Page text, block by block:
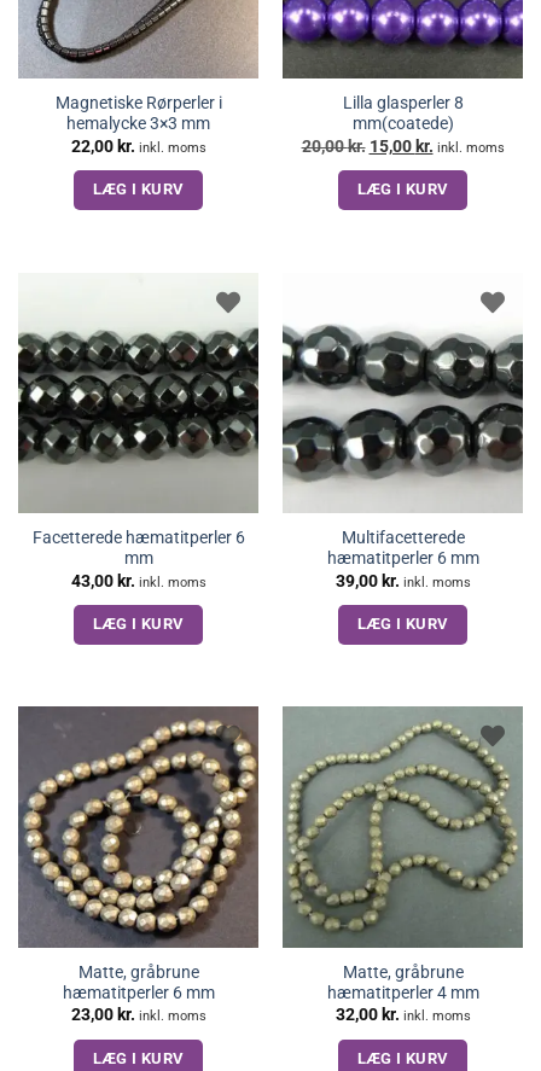
Magnetiske Rørperler i
hemalycke 3×3 mm
22,00kr. inkl. moms
LÆG I KURV
Lilla glasperler 8
mm(coatede)
20,00kr. Den
oprindelige
pris
var:
20,00 kr..
15,00kr. Den
aktuelle
pris
er:
15,00 kr..
inkl. moms
LÆG I KURV
Facetterede hæmatitperler 6
mm
43,00kr. inkl. moms
LÆG I KURV
Multifacetterede
hæmatitperler 6 mm
39,00kr. inkl. moms
LÆG I KURV
Matte, gråbrune
hæmatitperler 6 mm
23,00 kr. inkl. moms
LÆG I KURV
Matte, gråbrune
hæmatitperler 4 mm
32,00 kr. inkl. moms
LÆG I KURV